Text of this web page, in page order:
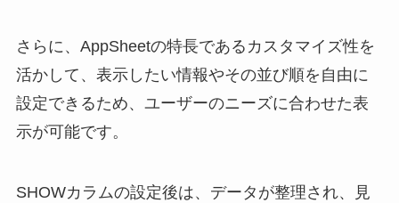
さらに、AppSheetの特長であるカスタマイズ性を
活かして、表示したい情報やその並び順を自由に
設定できるため、ユーザーのニーズに合わせた表
示が可能です。
SHOWカラムの設定後は、データが整理され、見